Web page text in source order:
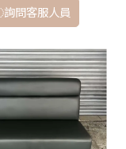
詢問客服人員